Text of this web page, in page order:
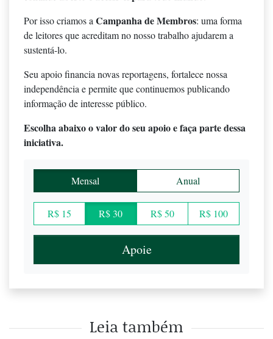
Por isso criamos a Campanha de Membros: uma forma
de leitores que acreditam no nosso trabalho ajudarem a
sustentá-lo.
Seu apoio financia novas reportagens, fortalece nossa
independência e permite que continuemos publicando
informação de interesse público.
Escolha abaixo o valor do seu apoio e faça parte dessa
iniciativa.
Mensal Anual
R$ 15 R$ 30 R$ 50 R$ 100
Apoie
Leia também